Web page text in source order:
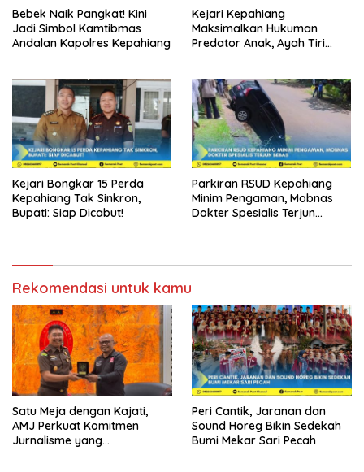
Bebek Naik Pangkat! Kini
Jadi Simbol Kamtibmas
Andalan Kapolres Kepahiang
Kejari Kepahiang
Maksimalkan Hukuman
Predator Anak, Ayah Tiri
Kejari Bongkar 15 Perda
Kepahiang Tak Sinkron,
Bupati: Siap Dicabut!
Parkiran RSUD Kepahiang
Minim Pengaman, Mobnas
Dokter Spesialis Terjun
Rekomendasi untuk kamu
Satu Meja dengan Kajati,
AMJ Perkuat Komitmen
Jurnalisme yang
Peri Cantik, Jaranan dan
Sound Horeg Bikin Sedekah
Bumi Mekar Sari Pecah